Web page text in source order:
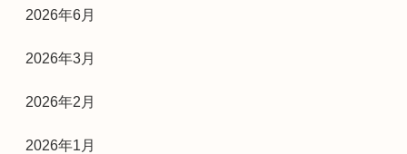
2026年6月
2026年3月
2026年2月
2026年1月